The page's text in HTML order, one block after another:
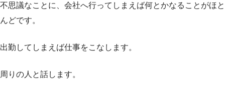
不思議なことに、会社へ行ってしまえば何とかなることがほと
んどです。
出勤してしまえば仕事をこなします。
周りの人と話します。